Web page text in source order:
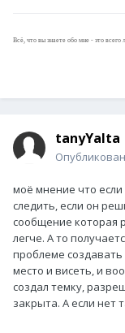
Всё, что вы знаете обо мне - это
tanyYalta
моё мнение что
следить, если он
сообщение которая
легче. А то
проблеме
место и висеть, и
создал темку,
закрыта. А если нет